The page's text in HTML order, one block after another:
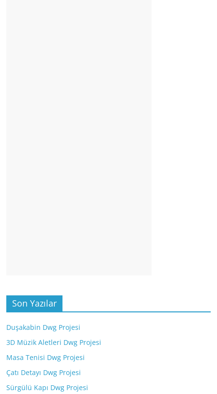
Son Yazılar
Duşakabin Dwg Projesi
3D Müzik Aletleri Dwg Projesi
Masa Tenisi Dwg Projesi
Çatı Detayı Dwg Projesi
Sürgülü Kapı Dwg Projesi